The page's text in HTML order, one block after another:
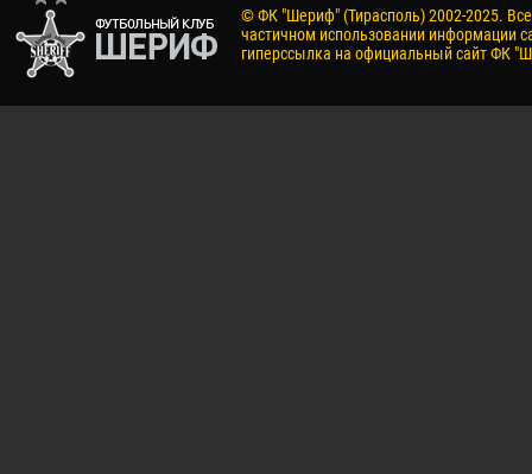
© ФК "Шериф" (Тирасполь) 2002-2025.
частичном использовании информации
гиперссылка на официальный сайт ФК